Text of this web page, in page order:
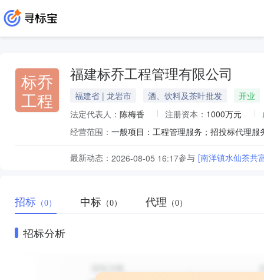
标乔
工程
福建标乔工程管理有限公司
福建省 | 龙岩市 酒、饮料及茶叶批发
开业
法定代表人： 陈梅香 注册资本： 1000万元
经营范围：
最新动态： 2026-08-05 16:17参与 [南洋镇水仙茶共
招标 （0） 中标 （0） 代理 （0）
招标分析